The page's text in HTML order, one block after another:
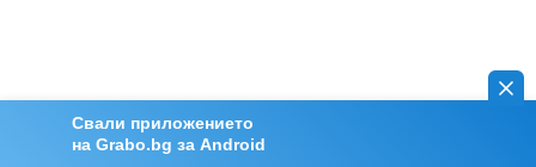
Свали приложението
на Grabo.bg за Android